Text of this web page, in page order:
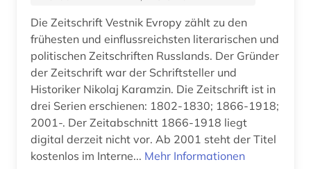
handelsrecht (1)
handschrift (1)
hispanistik (1)
holodomor (1)
iberoromanistik (1)
Die Zeitschrift Vestnik Evropy zählt zu den
frühesten und einflussreichsten literarischen und
politischen Zeitschriften Russlands. Der Gründer
der Zeitschrift war der Schriftsteller und
Historiker Nikolaj Karamzin. Die Zeitschrift ist in
drei Serien erschienen: 1802-1830; 1866-1918;
2001-. Der Zeitabschnitt 1866-1918 liegt
digital derzeit nicht vor. Ab 2001 steht der Titel
kostenlos im Interne... Mehr Informationen